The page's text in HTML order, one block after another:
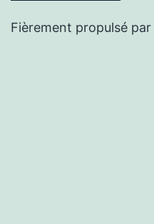
Fièrement propulsé par